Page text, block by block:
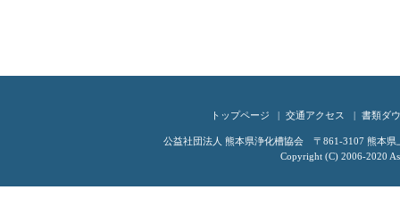
トップページ 交通アクセス 書類ダ
公益社団法人 熊本県浄化槽協会 〒861-3107 熊本
Copyright (C) 2006-2020